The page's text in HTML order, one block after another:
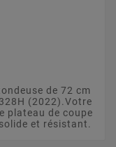
de 72 cm
(2022).Votre
plateau de coupe
et résistant.